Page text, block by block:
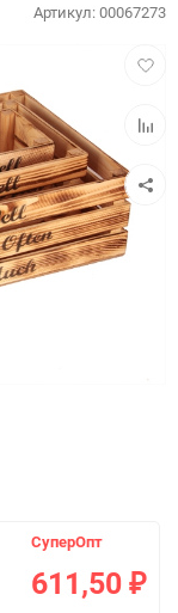
Артикул:00067273
СуперОпт
611,50 ₽